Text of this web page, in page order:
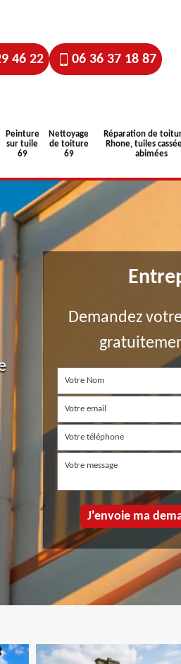
46 22 06 36 37 18 87
Peinture
sur tuile
69
Nettoyage
de toiture
69
Réparation de
Rhone, tuiles
abimées
Demandez